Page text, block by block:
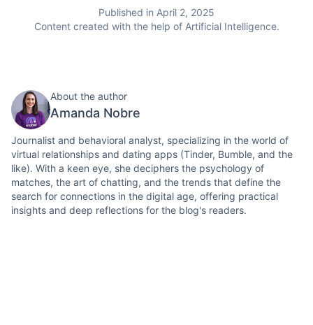
Published in April 2, 2025
Content created with the help of Artificial Intelligence.
About the author
Amanda Nobre
Journalist and behavioral analyst, specializing in the world of
virtual relationships and dating apps (Tinder, Bumble, and the
like). With a keen eye, she deciphers the psychology of
matches, the art of chatting, and the trends that define the
search for connections in the digital age, offering practical
insights and deep reflections for the blog's readers.